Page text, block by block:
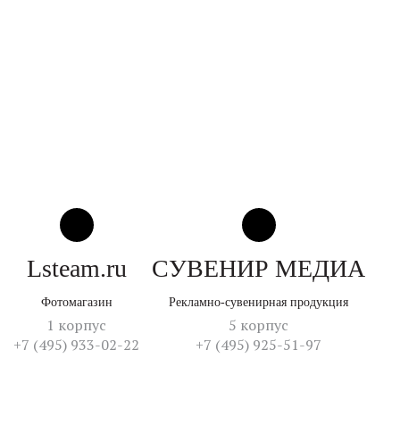
Lsteam.ru
Фотомагазин
1 корпус
+7 (495) 933-02-22
СУВЕНИР МЕДИА
Рекламно-сувенирная продукция
5 корпус
+7 (495) 925-51-97